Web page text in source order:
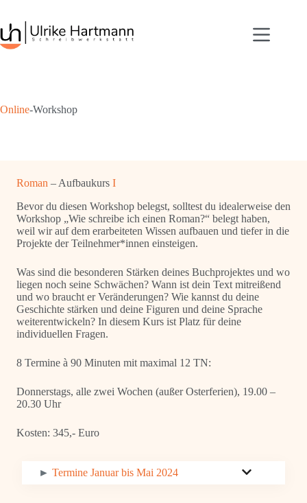
springen
Online-Workshop
Roman – Aufbaukurs I
Bevor du diesen Workshop belegst, solltest du idealerweise den
Workshop „Wie schreibe ich einen Roman?“ belegt haben,
weil wir auf dem erarbeiteten Wissen aufbauen und tiefer in die
Projekte der Teilnehmer*innen einsteigen.
Was sind die besonderen Stärken deines Buchprojektes und wo
liegen noch seine Schwächen? Wann ist dein Text mitreißend
und wo braucht er Veränderungen? Wie kannst du deine
Geschichte stärken und deine Figuren und deine Sprache
weiterentwickeln? In diesem Kurs ist Platz für deine
individuellen Fragen.
8 Termine à 90 Minuten mit maximal 12 TN:
Donnerstags, alle zwei Wochen (außer Osterferien), 19.00 –
20.30 Uhr
Kosten: 345,- Euro
► Termine Januar bis Mai 2024